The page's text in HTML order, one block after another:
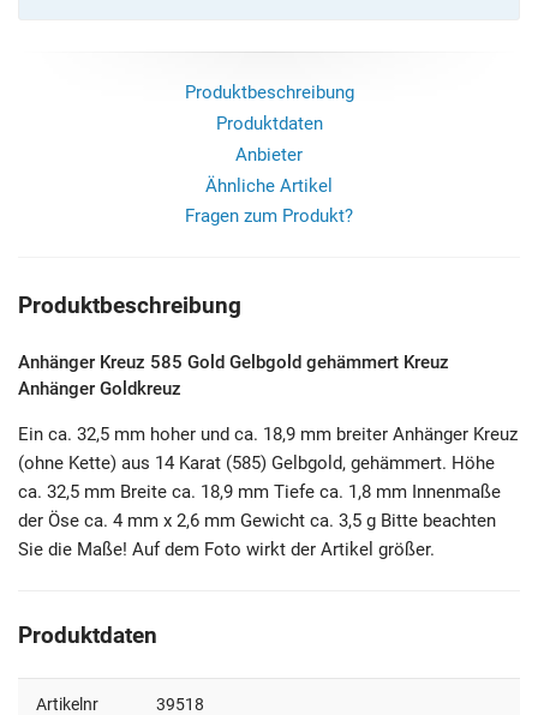
Produktbeschreibung
Produktdaten
Anbieter
Ähnliche Artikel
Fragen zum Produkt?
Produktbeschreibung
Anhänger Kreuz 585 Gold Gelbgold gehämmert Kreuz
Anhänger Goldkreuz
Ein ca. 32,5 mm hoher und ca. 18,9 mm breiter Anhänger Kreuz
(ohne Kette) aus 14 Karat (585) Gelbgold, gehämmert. Höhe
ca. 32,5 mm Breite ca. 18,9 mm Tiefe ca. 1,8 mm Innenmaße
der Öse ca. 4 mm x 2,6 mm Gewicht ca. 3,5 g Bitte beachten
Sie die Maße! Auf dem Foto wirkt der Artikel größer.
Produktdaten
Artikelnr 39518